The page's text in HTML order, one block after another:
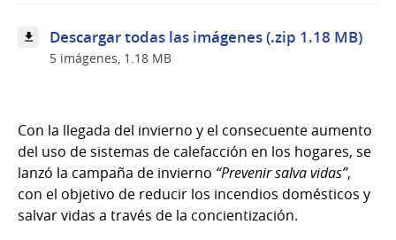
Descargar todas las imágenes (.zip 1.18 MB)
5 imágenes, 1.18 MB
Con la llegada del invierno y el consecuente aumento
del uso de sistemas de calefacción en los hogares, se
lanzó la campaña de invierno “Prevenir salva vidas”,
con el objetivo de reducir los incendios domésticos y
salvar vidas a través de la concientización.